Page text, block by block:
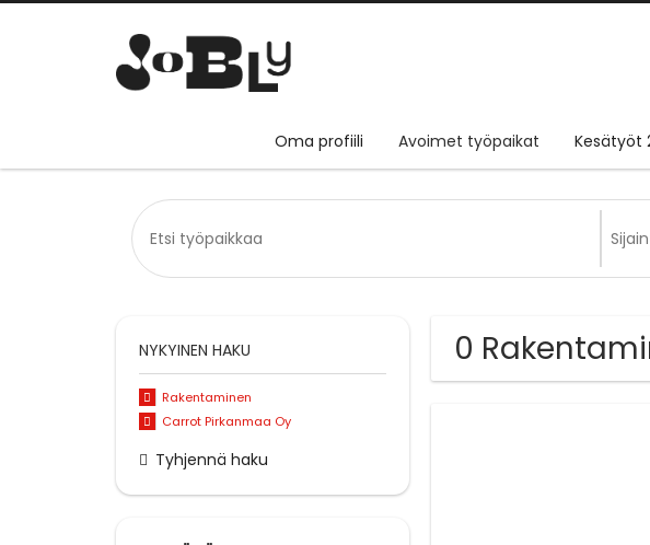
Oma profiili Avoimet työpaikat Kesätyöt
0
NYKYINEN HAKU
Rakentaminen
Carrot Pirkanmaa Oy
Tyhjennä haku